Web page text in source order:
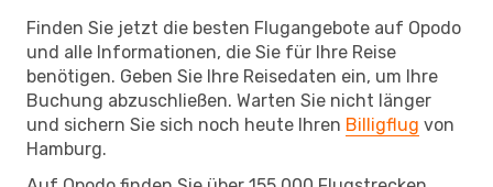
Finden Sie jetzt die besten Flugangebote auf Opodo
und alle Informationen, die Sie für Ihre Reise
benötigen. Geben Sie Ihre Reisedaten ein, um Ihre
Buchung abzuschließen. Warten Sie nicht länger
und sichern Sie sich noch heute Ihren Billigflug von
Hamburg.